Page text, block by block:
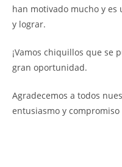
han motivado mucho y
y lograr.
¡Vamos chiquillos que se
gran oportunidad.
Agradecemos a todos
entusiasmo y